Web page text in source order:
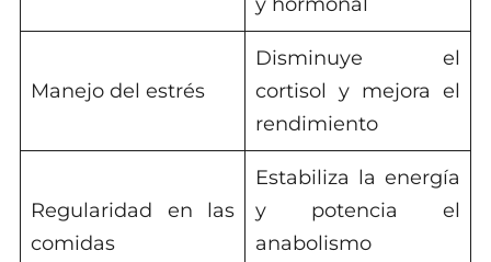
Manejo del estrés
Disminuye el
cortisol y mejora el
rendimiento
Regularidad en las
comidas
Estabiliza la energía
y potencia el
anabolismo